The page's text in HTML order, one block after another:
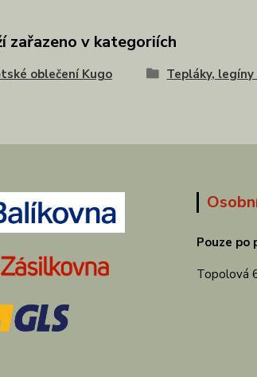
zařazeno v kategoriích
oblečení Kugo Tepláky,
Pouze po
Topolová